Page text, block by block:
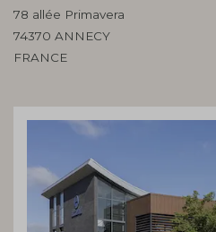
78 allée Primavera
74370 ANNECY
FRANCE